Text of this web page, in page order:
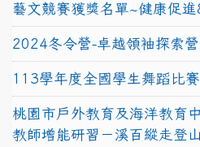
藝文競賽獲獎名單~健康促
2024冬令營-卓越領袖探索營
113學年度全國學生舞蹈比
桃園市戶外教育及海洋教育
教師增能研習－溪百縱走登